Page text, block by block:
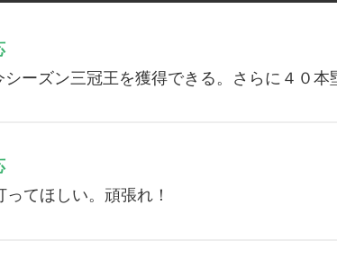
シーズン三冠王を獲得できる。さらに４０本
ってほしい。頑張れ！